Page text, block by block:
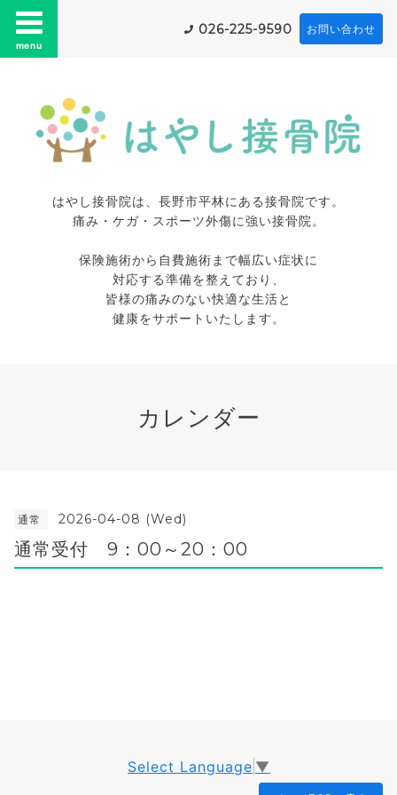
menu
026-225-9590 お問い合わせ
はやし接骨院は、長野市平林にある接骨院です。
痛み・ケガ・スポーツ外傷に強い接骨院。
保険施術から自費施術まで幅広い症状に
対応する準備を整えており、
皆様の痛みのない快適な生活と
健康をサポートいたします。
カレンダー
通常 2026-04-08 (Wed)
通常受付 9：00～20：00
Select Language ▼